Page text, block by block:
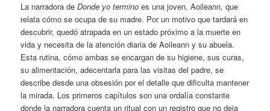
La narradora deDonde yo termino es una joven, Aoileann, que
relata cómo se ocupa de su madre. Por un motivo que tardará en
descubrir, quedó atrapada en un estado próximo a la muerte en
vida y necesita de la atención diaria de Aoileann y su abuela.
Esta rutina, cómo ambas se encargan de su higiene, sus curas,
su alimentación, adecentarla para las visitas del padre, se
describe desde una obsesión por el detalle que dificulta mantener
la mirada. Los primeros capítulos son una ordalía constante
donde la narradora cuenta un ritual con un registro que no deja